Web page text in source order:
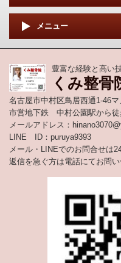
メニュー
豊富な経験と高い
くみ整骨
名古屋市中村区鳥居西通1-46
市営地下鉄 中村公園駅から徒
メールアドレス：
LINE ID：puruya9393
メール・LINEでのお問合せは
返信を急ぐ方は電話にてお問い